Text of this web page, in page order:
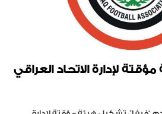
لإدارة الاتحاد العراقي